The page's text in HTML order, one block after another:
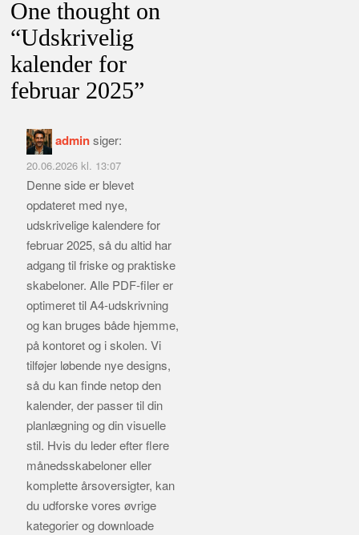
One thought on
“Udskrivelig
kalender for
februar 2025”
adminsiger:
20.06.2026 kl. 13:07
Denne side er blevet
opdateret med nye,
udskrivelige kalendere for
februar 2025, så du altid har
adgang til friske og praktiske
skabeloner. Alle PDF‑filer er
optimeret til A4‑udskrivning
og kan bruges både hjemme,
på kontoret og i skolen. Vi
tilføjer løbende nye designs,
så du kan finde netop den
kalender, der passer til din
planlægning og din visuelle
stil. Hvis du leder efter flere
månedsskabeloner eller
komplette årsoversigter, kan
du udforske vores øvrige
kategorier og downloade